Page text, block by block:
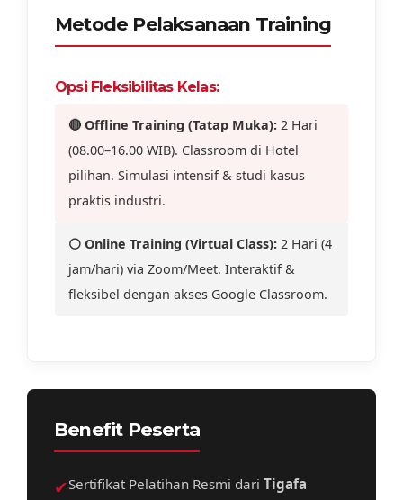
Metode Pelaksanaan Training
Opsi Fleksibilitas Kelas:
🔴 Offline Training (Tatap Muka): 2 Hari
(08.00–16.00 WIB). Classroom di Hotel
pilihan. Simulasi intensif & studi kasus
praktis industri.
⚪ Online Training (Virtual Class): 2 Hari (4
jam/hari) via Zoom/Meet. Interaktif &
fleksibel dengan akses Google Classroom.
Benefit Peserta
✔Sertifikat Pelatihan Resmi dari Tigafa